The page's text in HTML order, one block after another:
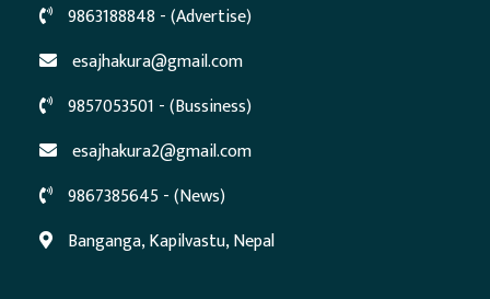
9863188848 - (Advertise)
esajhakura@gmail.com
9857053501 - (Bussiness)
esajhakura2@gmail.com
9867385645 - (News)
Banganga, Kapilvastu, Nepal